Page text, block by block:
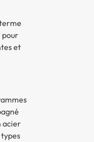
pour
et
acier